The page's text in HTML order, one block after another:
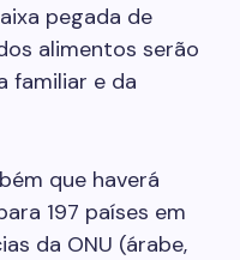
pegada de
alimentos serão
familiar e da
que haverá
197 países em
da ONU (árabe,